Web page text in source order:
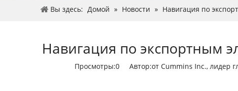
Вы здесь: Домой » Новости » Навигация по
Навигация по экспортным
Просмотры:0Автор:от Cummins Inc., лидер